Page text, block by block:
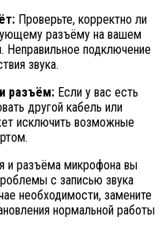
Проверьте, корректно ли
разъёму на вашем
Неправильное подключение
звука.
разъём: Если у вас есть
другой кабель или
исключить возможные
и разъёма микрофона вы
с записью звука
необходимости, замените
нормальной работы